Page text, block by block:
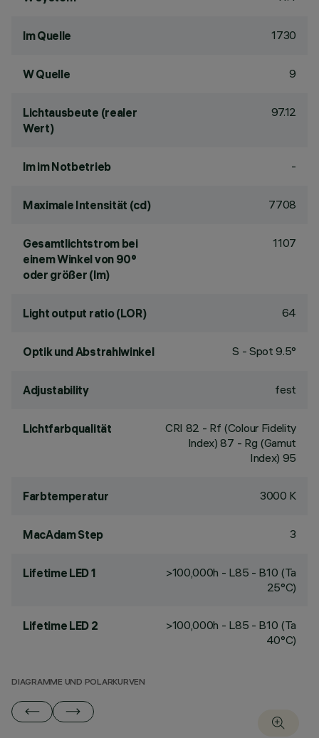
lm Quelle 1730
W Quelle 9
Lichtausbeute (realer
Wert)
97.12
lm im Notbetrieb -
Maximale Intensität (cd) 7708
Gesamtlichtstrom bei
einem Winkel von 90°
oder größer (lm)
1107
Light output ratio (LOR) 64
Optik und Abstrahlwinkel S - Spot 9.5°
Adjustability fest
Lichtfarbqualität CRI 82 - Rf (Colour Fidelity
Index) 87 - Rg (Gamut
Index) 95
Farbtemperatur 3000 K
MacAdam Step 3
Lifetime LED 1
>100,000h - L85 - B10 (Ta
25°C)
Lifetime LED 2
>100,000h - L85 - B10 (Ta
40°C)
DIAGRAMME UND POLARKURVEN